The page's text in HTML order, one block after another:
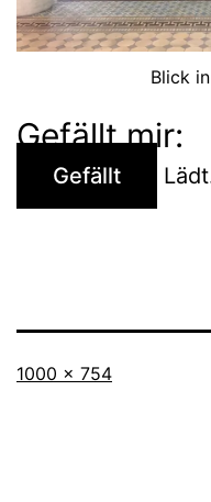
Blick
Gefällt mir:
Gefällt
Originalgröße
1000 × 754